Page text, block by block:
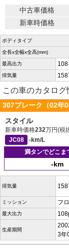
中古車価格
新車時価格
ボディタイプ
全長x全幅x全高(mm)
最高出力
排気量
この車のカタログ
307ブレーク（02年
スタイル
新車時価格232万円(税
JC08
-km/L
満タンでどこま
-km
排気量
ミッション フ
最大出力
生産期間
3年